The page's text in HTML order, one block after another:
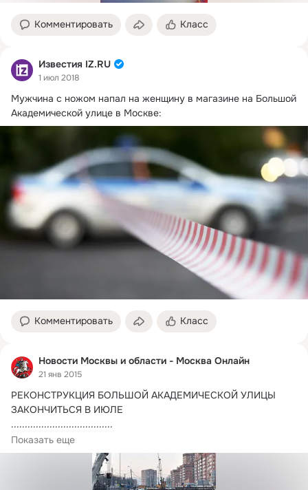
Комментировать Класс
Известия IZ.RU
1 июл 2018
Мужчина с ножом напал на женщину в магазине на Большой
Академической улице в Москве:
Комментировать Класс
Новости Москвы и области - Москва Онлайн
21 янв 2015
РЕКОНСТРУКЦИЯ БОЛЬШОЙ АКАДЕМИЧЕСКОЙ УЛИЦЫ
ЗАКОНЧИТЬСЯ В ИЮЛЕ
.....................................
Работы по расширению Большой Академической...
Показать еще